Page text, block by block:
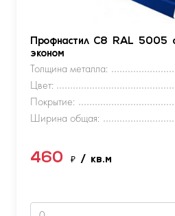
Профнастил С8 RAL 5005
эконом
Толщина металла:
Цвет:
Покрытие:
Ширина общая:
460 ₽ / кв.м